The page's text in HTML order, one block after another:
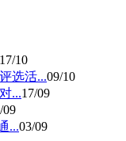
17/10
选活...09/10
...17/09
09
...03/09